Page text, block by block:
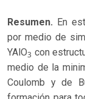
Resumen. En
por medio de
YAlO3 con
medio de la
Coulomb y de